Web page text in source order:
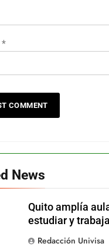
*
News
Quito amplía
estudiar y
Redacción Univisa